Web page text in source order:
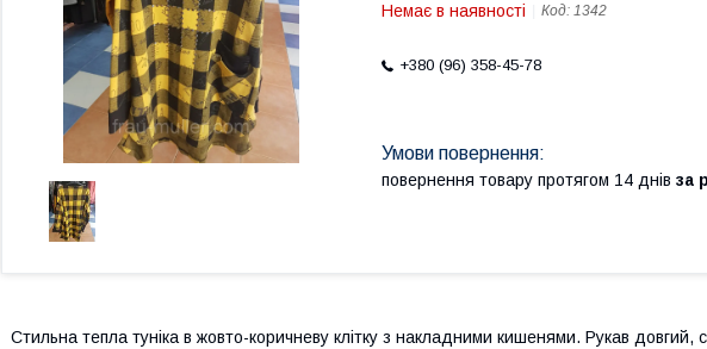
Немає в наявності Код: 1342
+380 (96) 358-45-78
повернення товару протягом 14 днів за
Стильна тепла туніка в жовто-коричневу клітку з накладними кишенями. Рукав довгий,